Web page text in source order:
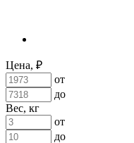
Цена, ₽
от
до
Вес, кг
от
до